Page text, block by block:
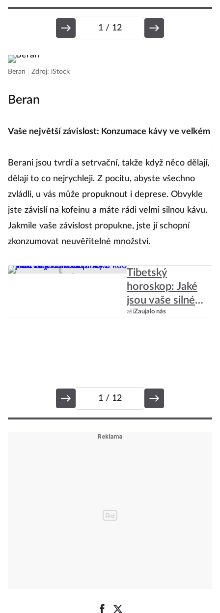
1 / 12
Beran Zdroj: iStock
Beran
Vaše největší závislost: Konzumace kávy ve velkém
Berani jsou tvrdí a setrvační, takže když něco dělají,
dělají to co nejrychleji. Z pocitu, abyste všechno
zvládli, u vás může propuknout i deprese. Obvykle
jste závislí na kofeinu a máte rádi velmi silnou kávu.
Jakmile vaše závislost propukne, jste jí schopní
zkonzumovat neuvěřitelné množství.
Tibetský
horoskop: Jaké
jsou vaše silné
stránky a kdo vám
ašiZaujalo nás
1 / 12